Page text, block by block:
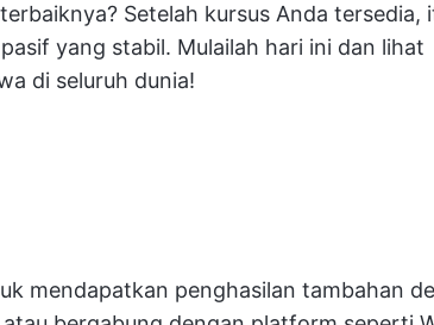
Setelah kursus Anda tersedia,
yang stabil. Mulailah hari ini dan lihat
di seluruh dunia!
mendapatkan penghasilan tambahan